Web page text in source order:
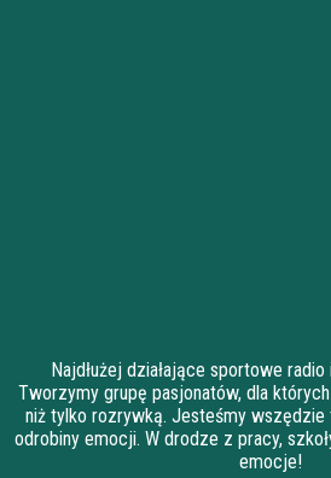
Najdłużej działające sportowe
Tworzymy grupę pasjonatów, dla
niż tylko rozrywką. Jesteśmy
odrobiny emocji. W drodze z pracy,
emocje!